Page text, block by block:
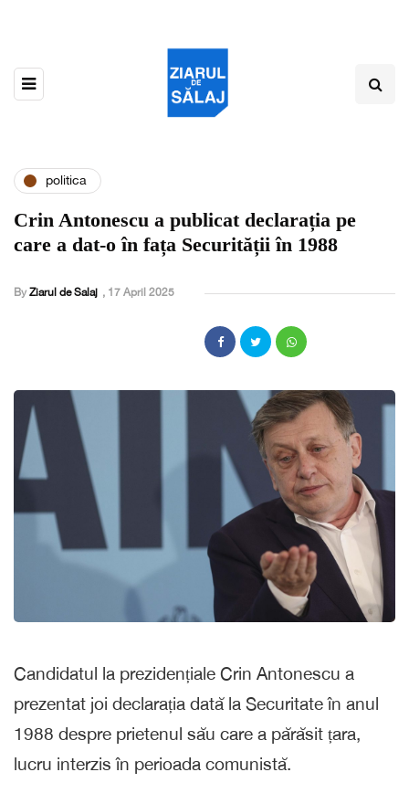
politica
Crin Antonescu a publicat declarația pe
care a dat-o în fața Securității în 1988
By Ziarul de Salaj , 17 April 2025
Candidatul la prezidențiale Crin Antonescu a
prezentat joi declarația dată la Securitate în anul
1988 despre prietenul său care a părăsit țara,
lucru interzis în perioada comunistă.